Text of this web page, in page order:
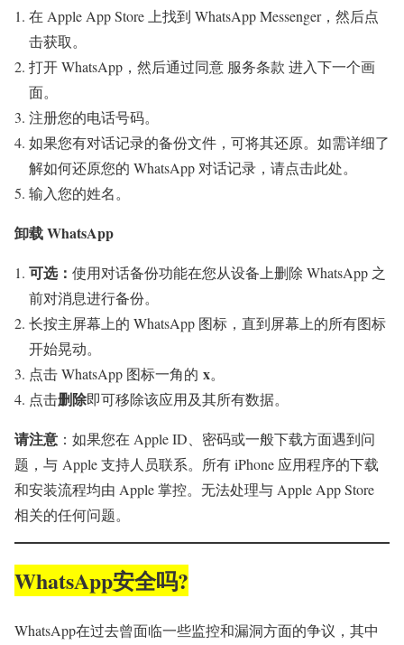
在 Apple App Store 上找到 WhatsApp Messenger，然后点
击获取。
打开 WhatsApp，然后通过同意 服务条款 进入下一个画
面。
注册您的电话号码。
如果您有对话记录的备份文件，可将其还原。如需详细了
解如何还原您的 WhatsApp 对话记录，请点击此处。
输入您的姓名。
卸载 WhatsApp
可选： 使用对话备份功能在您从设备上删除 WhatsApp 之
前对消息进行备份。
长按主屏幕上的 WhatsApp 图标，直到屏幕上的所有图标
开始晃动。
点击 WhatsApp 图标一角的 x。
点击删除即可移除该应用及其所有数据。
请注意 ：如果您在 Apple ID、密码或一般下载方面遇到问
题，与 Apple 支持人员联系。所有 iPhone 应用程序的下载
和安装流程均由 Apple 掌控。无法处理与 Apple App Store
相关的任何问题。
WhatsApp安全吗?
WhatsApp在过去曾面临一些监控和漏洞方面的争议，其中